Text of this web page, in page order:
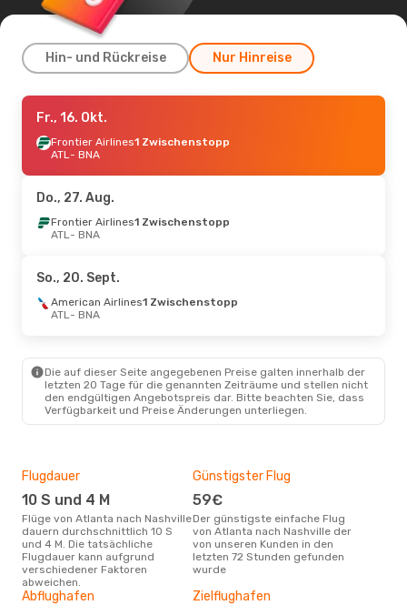
Hin- und Rückreise Nur Hinreise
Do., 27. Aug.
Frontier Airlines1 Zwischenstopp
ATL- BNA
BNA- ATL
Sa., 5. Sept.- So., 6. Sept.
ATL- BNA
Frontier Airlines
BNA- ATL
American Airlines
1 Zwischenstopp
ATL- BNA
Frontier Airlines1 Zwischenstopp
BNA- ATL
Fr., 16. Okt.
Frontier Airlines1 Zwischenstopp
ATL- BNA
Do., 27. Aug.
Frontier Airlines1 Zwischenstopp
ATL- BNA
So., 20. Sept.
American Airlines1 Zwischenstopp
ATL- BNA
Die auf dieser Seite angegebenen Preise galten innerhalb der
letzten 20 Tage für die genannten Zeiträume und stellen nicht
den endgültigen Angebotspreis dar. Bitte beachten Sie, dass
Verfügbarkeit und Preise Änderungen unterliegen.
Flugdauer
10 S und 4 M
Flüge von Atlanta nach Nashville
dauern durchschnittlich 10 S
und 4 M. Die tatsächliche
Flugdauer kann aufgrund
verschiedener Faktoren
abweichen.
Günstigster Flug
59€
Der günstigste einfache Flug
von Atlanta nach Nashville der
von unseren Kunden in den
letzten 72 Stunden gefunden
wurde
Abflughafen Zielflughafen